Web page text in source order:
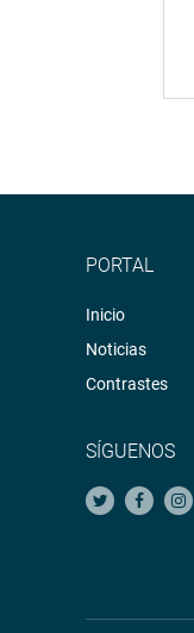
PORTAL
Inicio
Noticias
Contrastes
SÍGUENOS